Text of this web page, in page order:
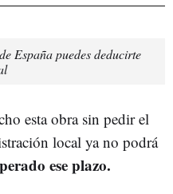
España puedes deducirte
esta obra sin pedir el
local ya no podrá
ese plazo.